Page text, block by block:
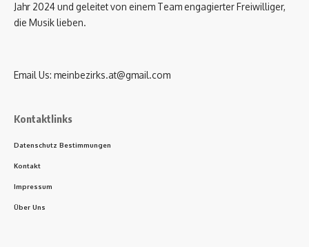
Jahr 2024 und geleitet von einem Team engagierter Freiwilliger,
die Musik lieben.
Email Us: meinbezirks.at@gmail.com
Kontaktlinks
Datenschutz Bestimmungen
Kontakt
Impressum
Über Uns